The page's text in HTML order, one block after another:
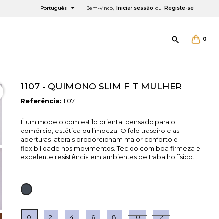
Bem-vindo, Iniciar sessão ou Registe-se
Português 
0

1107 - QUIMONO SLIM FIT MULHER
Referência: 1107
É um modelo com estilo oriental pensado para o
comércio, estética ou limpeza. O fole traseiro e as
aberturas laterais proporcionam maior conforto e
flexibilidade nos movimentos. Tecido com boa firmeza e
excelente resistência em ambientes de trabalho físico.
PRETO
0 2 4 6 8 10 12